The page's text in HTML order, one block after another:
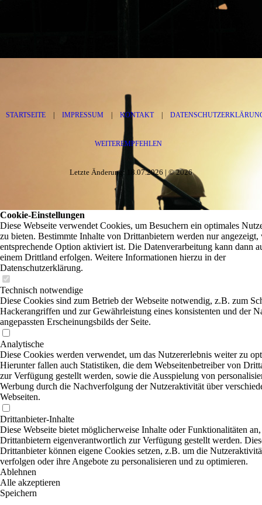
STARTSEITE | IMPRESSUM | KONTAKT |
WEITEREMPFEHLEN
Letzte Änderung: 18.07.2026 | © 2026
Cookie-Einstellungen
Diese Webseite verwendet Cookies, um Besuchern ein optimales
zu bieten. Bestimmte Inhalte von Drittanbietern werden nur angezeigt,
entsprechende Option aktiviert ist. Die Datenverarbeitung kann dann
einem Drittland erfolgen. Weitere Informationen hierzu in der
Datenschutzerklärung.
Technisch notwendige
Diese Cookies sind zum Betrieb der Webseite notwendig, z.B. zum
Hackerangriffen und zur Gewährleistung eines konsistenten und der
angepassten Erscheinungsbilds der Seite.
Analytische
Diese Cookies werden verwendet, um das Nutzererlebnis weiter zu
Hierunter fallen auch Statistiken, die dem Webseitenbetreiber von
zur Verfügung gestellt werden, sowie die Ausspielung von
Werbung durch die Nachverfolgung der Nutzeraktivität über
Webseiten.
Drittanbieter-Inhalte
Diese Webseite bietet möglicherweise Inhalte oder Funktionalitäten
Drittanbietern eigenverantwortlich zur Verfügung gestellt werden.
Drittanbieter können eigene Cookies setzen, z.B. um die
verfolgen oder ihre Angebote zu personalisieren und zu optimieren.
Ablehnen
Alle akzeptieren
Speichern